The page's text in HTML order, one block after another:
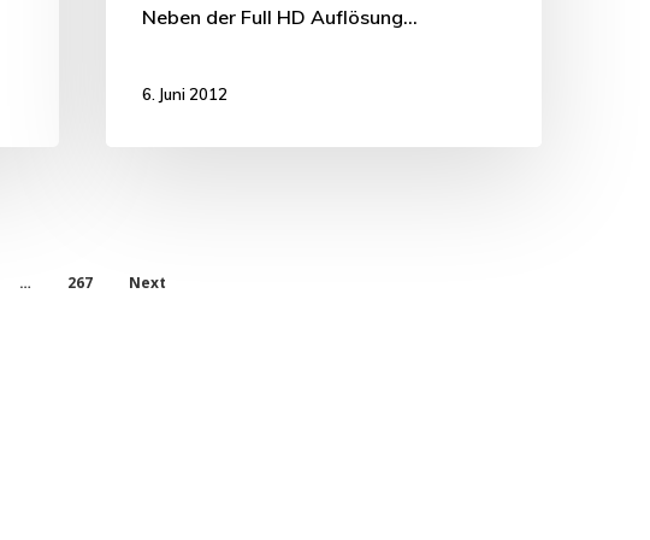
Neben der Full HD Auflösung…
6. Juni 2012
… 267 Next